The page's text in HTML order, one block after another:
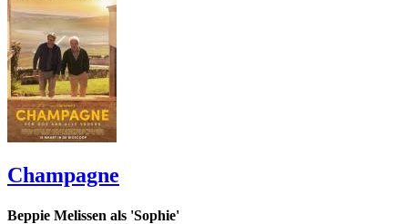
Champagne
Beppie Melissen als 'Sophie'